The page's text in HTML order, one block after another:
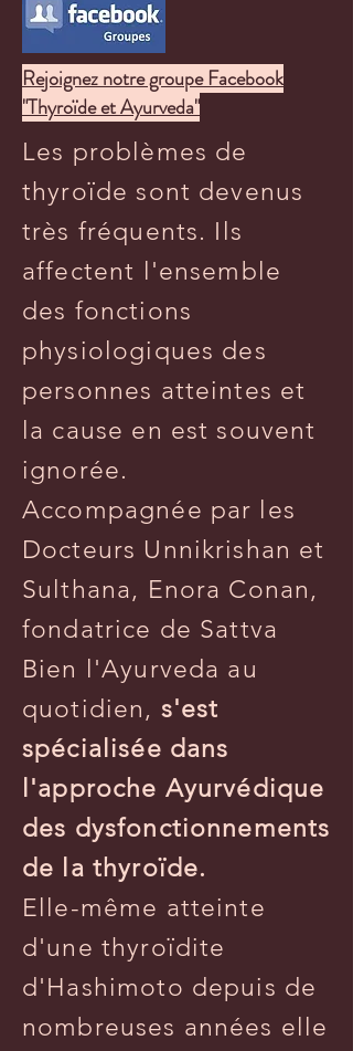
Rejoignez notre groupe Facebook
"Thyroïde et Ayurveda"
Les problèmes de
thyroïde sont devenus
très fréquents. Ils
affectent l'ensemble
des fonctions
physiologiques des
personnes atteintes et
la cause en est souvent
ignorée.
Accompagnée par les
Docteurs Unnikrishan et
Sulthana, Enora Conan,
fondatrice de Sattva
Bien l'Ayurveda au
quotidien, s'est
spécialisée dans
l'approche Ayurvédique
des dysfonctionnements
de la thyroïde.
Elle-même atteinte
d'une thyroïdite
d'Hashimoto depuis de
nombreuses années elle